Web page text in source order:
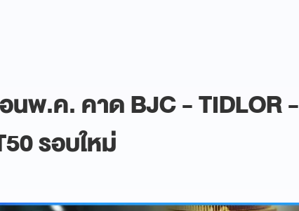
นพ.ค. คาด BJC - TIDLOR -
รอบใหม่